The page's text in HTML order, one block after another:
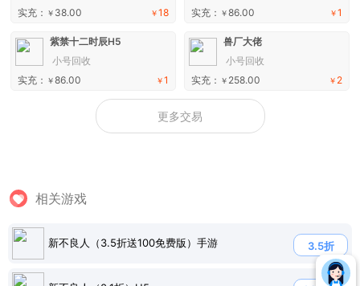
￥18
实充： ￥ 38.00 ￥1
实充： ￥86.00
紫禁十二时辰H5
小号回收
￥1
实充： ￥86.00
兽厂大佬
小号回收
￥ 2
实充： ￥ 258.00
更多交易
相关游戏
新不良人（3.5折送100免费版）手游 3.5折